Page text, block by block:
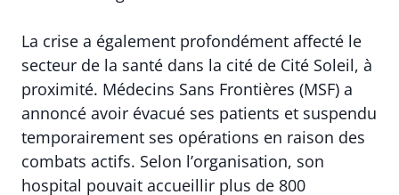
La crise a également profondément affecté le
secteur de la santé dans la cité de Cité Soleil, à
proximité. Médecins Sans Frontières (MSF) a
annoncé avoir évacué ses patients et suspendu
temporairement ses opérations en raison des
combats actifs. Selon l’organisation, son
hospital pouvait accueillir plus de 800